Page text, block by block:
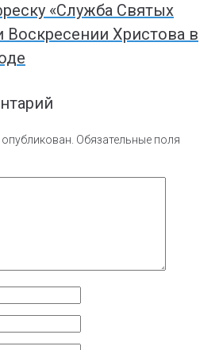
«Служба Святых
Воскресении Христова в
Обязательные поля